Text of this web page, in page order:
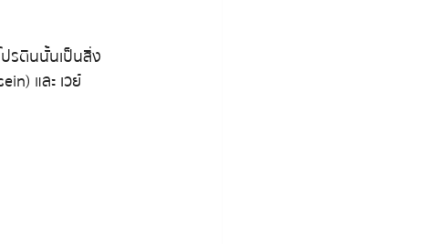
รตีนนั้นเป็นสิ่ง
และ เวย์